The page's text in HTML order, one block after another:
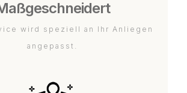
wird speziell an Ihr Anliegen
angepasst.